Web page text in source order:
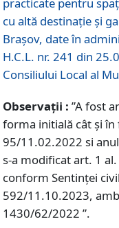
practicate pentru
cu altă destinaţie şi
Braşov, date în
H.C.L. nr. 241 din
Consiliului Local al
Observații : ”A fost
forma initială cât și
95/11.02.2022 si
s-a modificat art. 1
conform Sentinței
592/11.10.2023,
1430/62/2022 ”.